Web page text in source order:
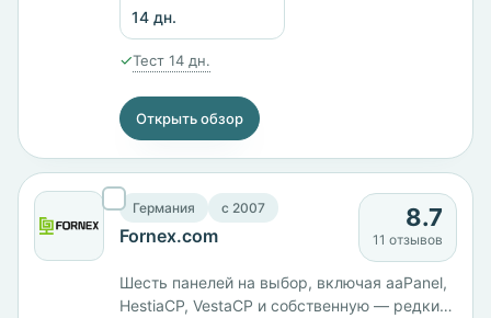
PayPal или WebMoney. С 2005 года.
14 дн.
✓Тест 14 дн.
Открыть обзор
Германия c 2007
Fornex.com
8.7
11 отзывов
Шесть панелей на выбор, включая aaPanel,
HestiaCP, VestaCP и собственную — редкий